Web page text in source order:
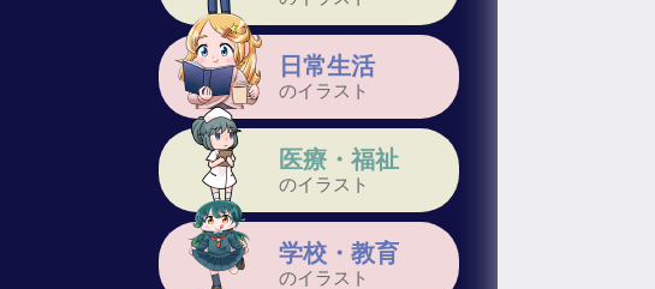
日常生活
のイラスト
医療・福祉
のイラスト
学校・教育
のイラスト